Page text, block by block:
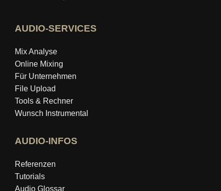
AUDIO-SERVICES
Mix Analyse
Online Mixing
Für Unternehmen
File Upload
Tools & Rechner
Wunsch Instrumental
AUDIO-INFOS
Referenzen
Tutorials
Audio Glossar